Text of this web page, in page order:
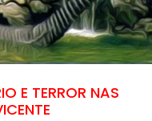
E TERROR NAS